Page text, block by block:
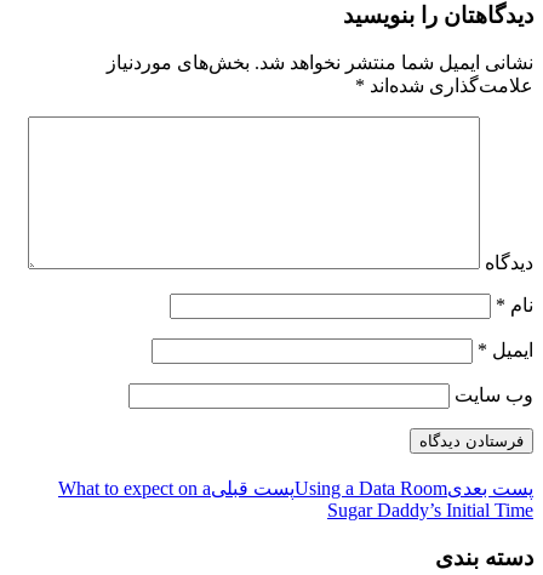
دیدگاهتان را بنویسید
نشانی ایمیل شما منتشر نخواهد شد. بخش‌های موردنیاز
علامت‌گذاری شده‌اند *
دیدگاه
نام *
ایمیل *
وب‌ سایت
پست بعدیUsing a Data Roomپست قبلیWhat to expect on a
Sugar Daddy’s Initial Time
دسته بندی